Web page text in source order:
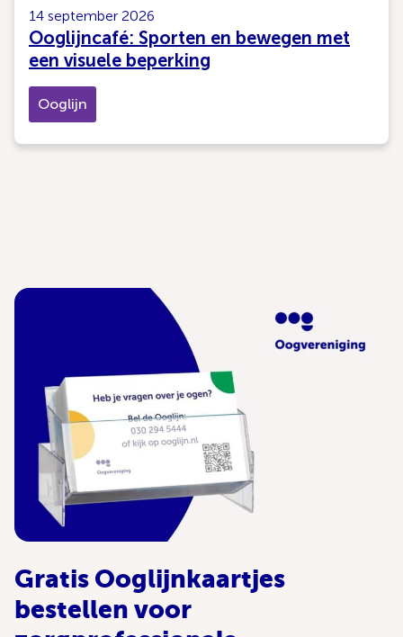
14 september 2026
Ooglijncafé: Sporten en bewegen met
een visuele beperking
Ooglijn
Gratis Ooglijnkaartjes
bestellen voor